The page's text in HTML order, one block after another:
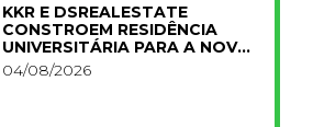
KKR E DSREALESTATE
CONSTROEM RESIDÊNCIA
UNIVERSITÁRIA PARA A NOVA
FCT
04/08/2026